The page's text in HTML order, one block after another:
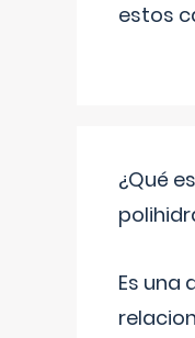
estos
¿Qué
Es una